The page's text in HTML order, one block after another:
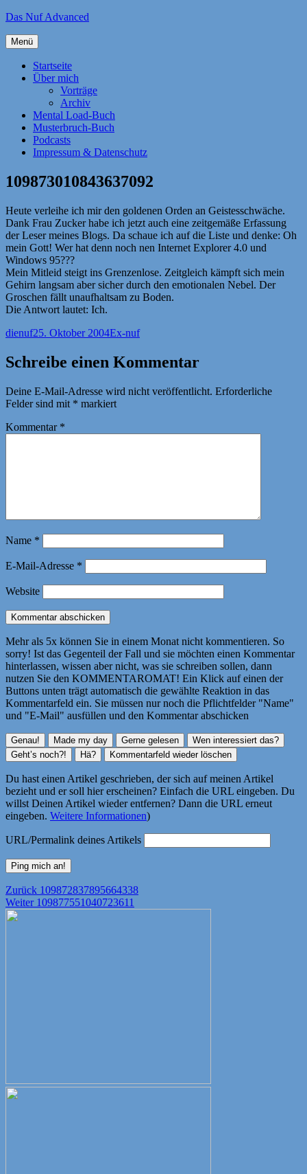
Zum
springen
Das Nuf Advanced
Menü
Startseite
Über mich
Vorträge
Archiv
Mental Load-Buch
Musterbruch-Buch
Podcasts
Impressum & Datenschutz
109873010843637092
Heute verleihe ich mir den goldenen Orden an Geistesschwäche.
Dank Frau Zucker habe ich jetzt auch eine zeitgemäße Erfassung
der Leser meines Blogs. Da schaue ich auf die Liste und denke: Oh
mein Gott! Wer hat denn noch nen Internet Explorer 4.0 und
Windows 95???
Mein Mitleid steigt ins Grenzenlose. Zeitgleich kämpft sich mein
Gehirn langsam aber sicher durch den emotionalen Nebel. Der
Groschen fällt unaufhaltsam zu Boden.
Die Antwort lautet: Ich.
Autor
dienufVeröffentlicht
25. Oktober 2004Kategorien
Ex-nuf
Schreibe einen Kommentar
Deine E-Mail-Adresse wird nicht veröffentlicht. Erforderliche
Felder sind mit * markiert
Kommentar *
Name *
E-Mail-Adresse *
Website
Mehr als 5x können Sie in einem Monat nicht kommentieren. So
sorry! Ist das Gegenteil der Fall und sie möchten einen Kommentar
hinterlassen, wissen aber nicht, was sie schreiben sollen, dann
nutzen Sie den KOMMENTAROMAT! Ein Klick auf einen der
Buttons unten trägt automatisch die gewählte Reaktion in das
Kommentarfeld ein. Sie müssen nur noch die Pflichtfelder "Name"
und "E-Mail" ausfüllen und den Kommentar abschicken
Du hast einen Artikel geschrieben, der sich auf meinen Artikel
bezieht und er soll hier erscheinen? Einfach die URL eingeben. Du
willst Deinen Artikel wieder entfernen? Dann die URL erneut
eingeben. Weitere Informationen)
URL/Permalink deines Artikels
Beitragsnavigation
Zurück Vorheriger
Beitrag:
109872837895664338
Weiter Nächster
109877551040723611